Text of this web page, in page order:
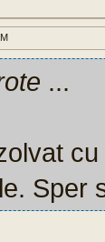
...
Sper